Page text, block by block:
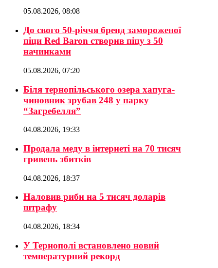
05.08.2026, 08:08
До свого 50-річчя бренд замороженої
піци Red Baron створив піцу з 50
начинками
05.08.2026, 07:20
Біля тернопільського озера хапуга-
чиновник зрубав 248 у парку
“Загребелля”
04.08.2026, 19:33
Продала меду в інтернеті на 70 тисяч
гривень збитків
04.08.2026, 18:37
Наловив риби на 5 тисяч доларів
штрафу
04.08.2026, 18:34
У Тернополі встановлено новий
температурний рекорд